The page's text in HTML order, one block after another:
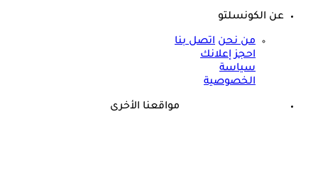
عن الكونسلتو
من نحن اتصل بنا
احجز إعلانك
سياسة
الخصوصية
مواقعنا الأخرى